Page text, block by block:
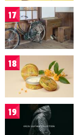
17
18
19